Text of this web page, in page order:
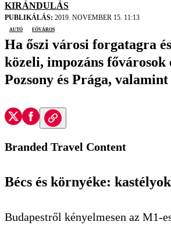
KIRÁNDULÁS
PUBLIKÁLÁS: 2019. NOVEMBER 15. 11:13
autó
főváros
Ha őszi városi forgatagra
közeli, impozáns
Pozsony és Prága,
Branded Travel Content
Bécs és környéke:
Budapestről kényelmesen az M1-